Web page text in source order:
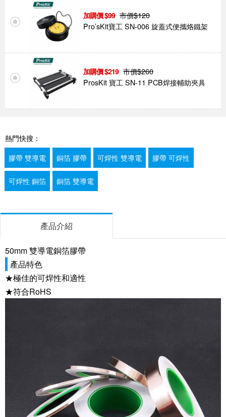
99 市價$120
Pro’sKit寶工 SN-006 旋蓋式便攜烙鐵架
219 市價$260
ProsKit 寶工 SN-11 PCB焊接輔助夾具
熱門快搜：
膠帶 雙導電
銅箔 膠帶 可焊性 雙導電 膠帶 可焊性
可焊性 銅箔 銅箔 雙導電
產品介紹
50mm 雙導電銅箔膠帶
產品特色
★極佳的可焊性和適性
★符合RoHS